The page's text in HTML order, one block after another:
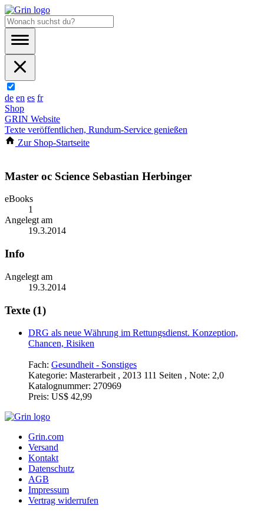
de en es fr
Shop
GRIN Website
Texte veröffentlichen, Rundum-Service genießen
Zur Shop-Startseite
Master oc Science Sebastian Herbinger
eBooks
1
Angelegt am
19.3.2014
Info
Angelegt am
19.3.2014
Texte (1)
DRG als neue Währung im Rettungsdienst. Konzeption,
Chancen, Risiken
Fach: Gesundheit - Sonstiges
Kategorie: Masterarbeit , 2013 111 Seiten , Note: 2,0
Katalognummer: 270969
Preis: US$ 42,99
Grin.com
Versand
Kontakt
Datenschutz
AGB
Impressum
Vertrag widerrufen